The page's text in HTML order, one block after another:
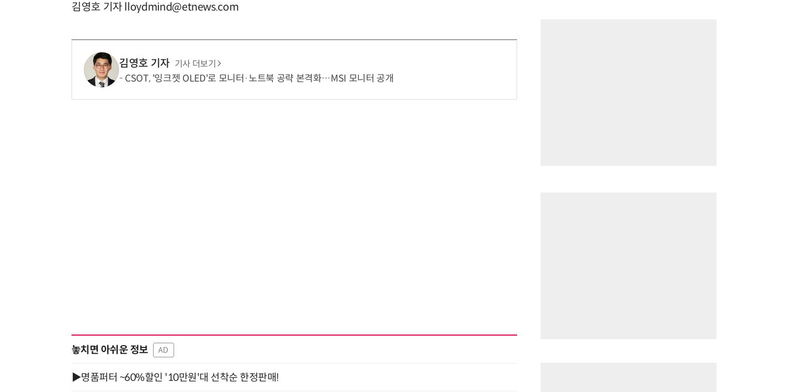
김영호 기자 lloydmind@etnews.com
김영호 기자 기사 더보기
CSOT, '잉크젯 OLED'로 모니터·노트북 공략 본격화…MSI 모니터 공개
놓치면 아쉬운 정보 AD
▶명품퍼터 ~60%할인 '10만원'대 선착순 한정판매!